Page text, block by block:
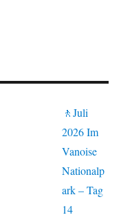
🚶Juli
2026 Im
Vanoise
Nationalp
ark – Tag
14